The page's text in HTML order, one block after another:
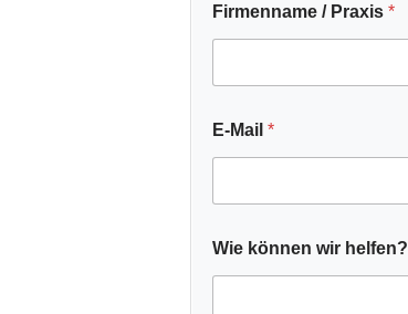
Firmenname / Praxis *
E-Mail *
Wie können wir helfen?